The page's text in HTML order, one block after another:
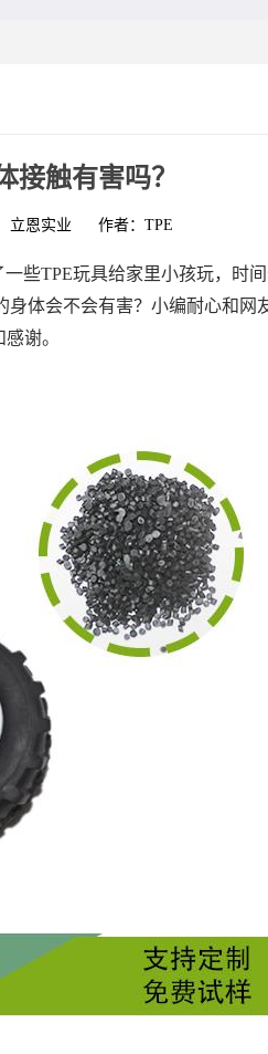
接触有害吗？
立恩实业 作者：TPE
些TPE玩具给家里小孩玩，时
体会不会有害？小编耐心和网
谢。